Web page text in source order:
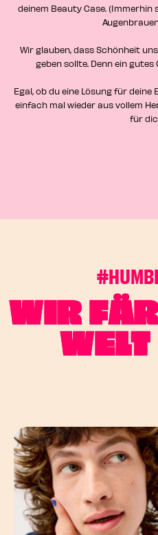
deinem Beauty Case. (Immerhin
Wir glauben, dass Schönheit
geben sollte. Denn ein
Egal, ob du eine Lösung für
einfach mal wieder aus vollem
für
WIR